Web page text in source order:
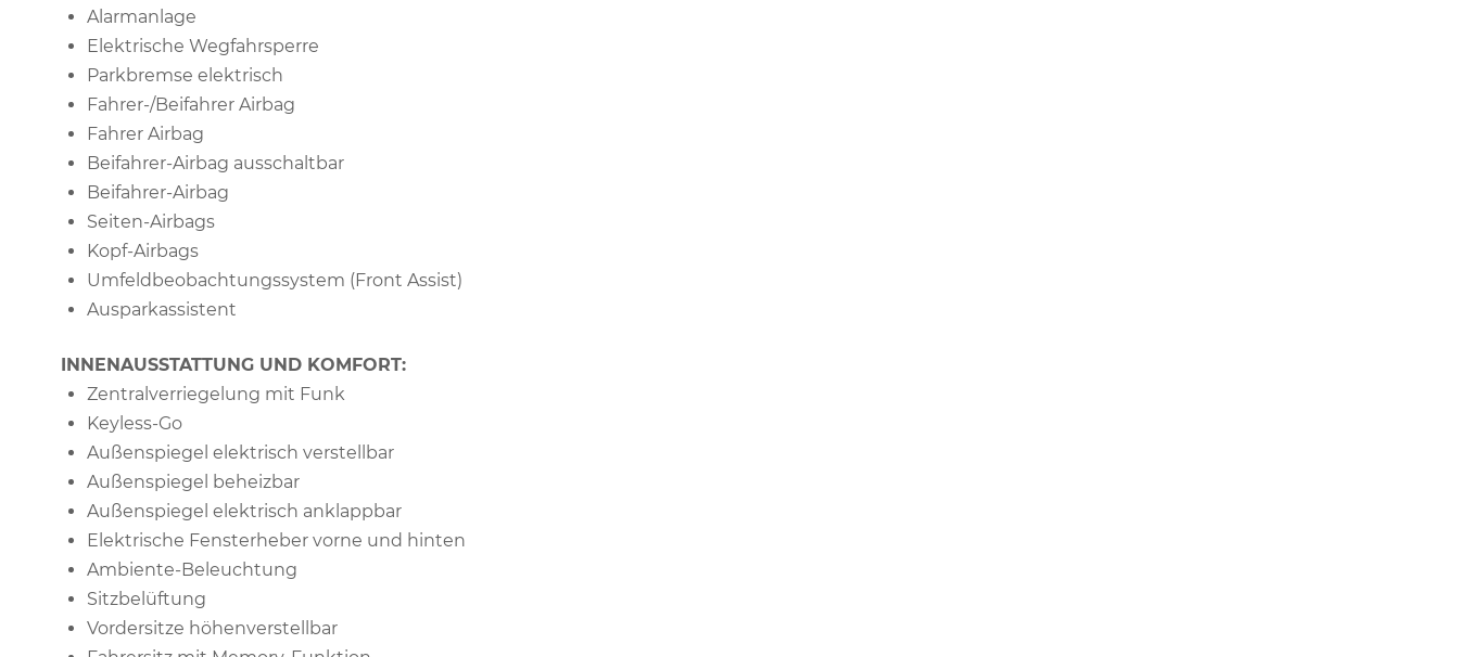
Alarmanlage
Elektrische Wegfahrsperre
Parkbremse elektrisch
Fahrer-/Beifahrer Airbag
Fahrer Airbag
Beifahrer-Airbag ausschaltbar
Beifahrer-Airbag
Seiten-Airbags
Kopf-Airbags
Umfeldbeobachtungssystem (Front Assist)
Ausparkassistent
INNENAUSSTATTUNG UND KOMFORT:
Zentralverriegelung mit Funk
Keyless-Go
Außenspiegel elektrisch verstellbar
Außenspiegel beheizbar
Außenspiegel elektrisch anklappbar
Elektrische Fensterheber vorne und hinten
Ambiente-Beleuchtung
Sitzbelüftung
Vordersitze höhenverstellbar